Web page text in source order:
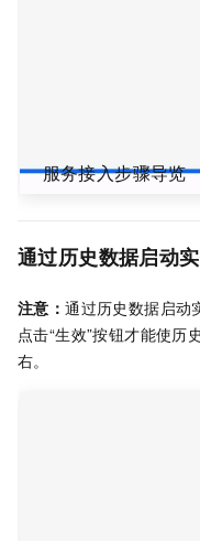
服务接入步骤导览
通过历史数据启动
注意：通过历史数据启动
点击“生效”按钮才能使历
右。